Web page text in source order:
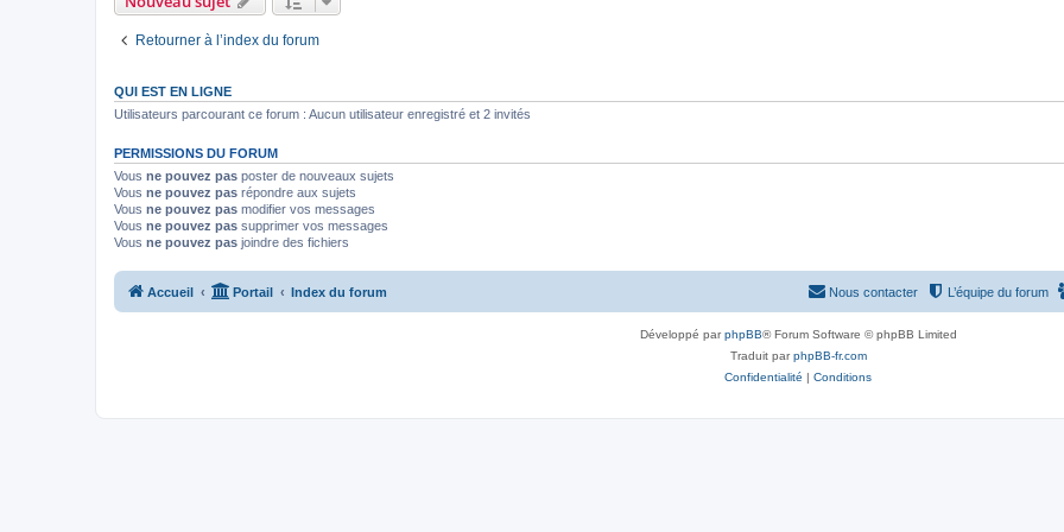
s
s
Retourner à l’index du forum
QUI EST EN LIGNE
Utilisateurs parcourant ce forum : Aucun utilisateur enregistré et 2 invités
PERMISSIONS DU FORUM
Vous ne pouvez pas poster de nouveaux sujets
Vous ne pouvez pas répondre aux sujets
Vous ne pouvez pas modifier vos messages
Vous ne pouvez pas supprimer vos messages
Vous ne pouvez pas joindre des fichiers
Accueil Portail Index du forum L’équipe du forum
Nous contacter
Développé parphpBB® Forum Software © phpBB Limited
Traduit parphpBB-fr.com
Confidentialité | Conditions